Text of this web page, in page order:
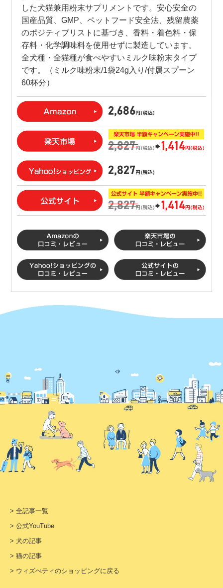
した犬猫兼用粉末サプリメントです。安心安全の
国産品質、GMP、ペットフード安全法、残留農薬
のポジティブリストに基づき、香料・着色料・保
存料・化学調味料を使用せずに製造しています。
全犬種・全猫種が食べやすいミルク味粉末タイプ
です。（ミルク味粉末/1袋24g入り/付属スプーン
60杯分）
> 全記事一覧
> 公式YouTube
> 犬の記事
> 猫の記事
> ウィズぺティのショッピングに戻る